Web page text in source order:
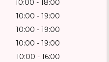
10:00
18:00
10:00
19:00
10:00
19:00
10:00
19:00
10:00
16:00